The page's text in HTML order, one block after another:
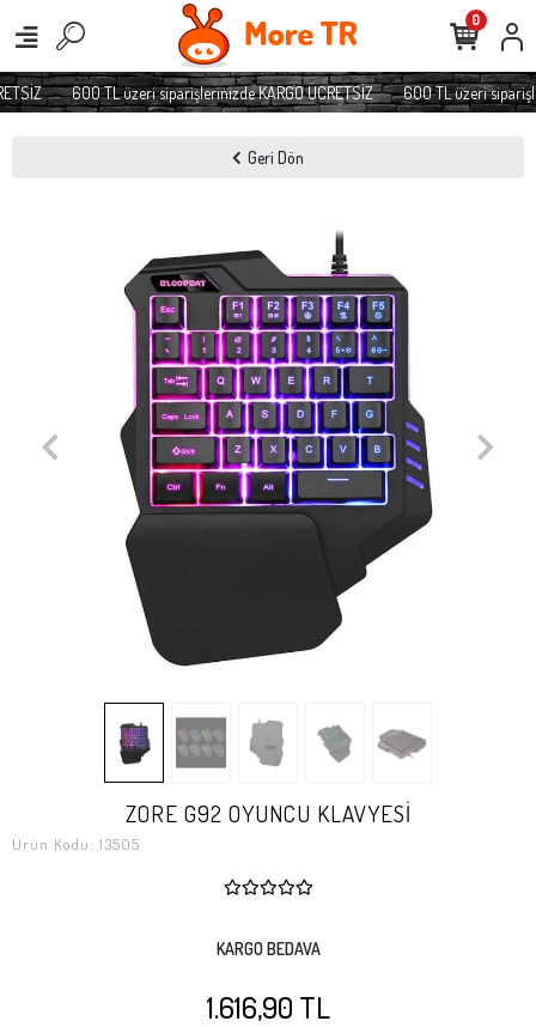
600 TL üzeri siparişlerinizde KARGO ÜCRETSİZ 600 TL üzeri
0
Geri Dön
ZORE G92 OYUNCU KLAVYESİ
Ürün Kodu: 13505
KARGO BEDAVA
1.616,90 TL